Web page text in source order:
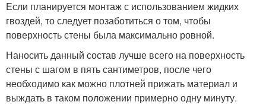
Если планируется монтаж с использованием жидких
гвоздей, то следует позаботиться о том, чтобы
поверхность стены была максимально ровной.
Наносить данный состав лучше всего на поверхность
стены с шагом в пять сантиметров, после чего
необходимо как можно плотней прижать материал и
выждать в таком положении примерно одну минуту.